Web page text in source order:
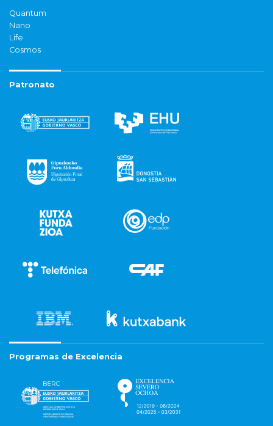
Quantum
Nano
Life
Cosmos
Patronato
Programas de Excelencia